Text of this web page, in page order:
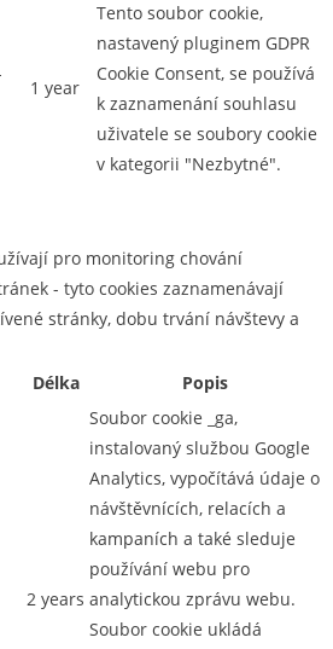
1 year
Tento soubor cookie,
nastavený pluginem GDPR
Cookie Consent, se používá
k zaznamenání souhlasu
uživatele se soubory cookie
v kategorii "Nezbytné".
pro monitoring chování
- tyto cookies zaznamenávají
stránky, dobu trvání návštevy a
Délka Popis
2 years
Soubor cookie _ga,
instalovaný službou Google
Analytics, vypočítává údaje o
návštěvnících, relacích a
kampaních a také sleduje
používání webu pro
analytickou zprávu webu.
Soubor cookie ukládá